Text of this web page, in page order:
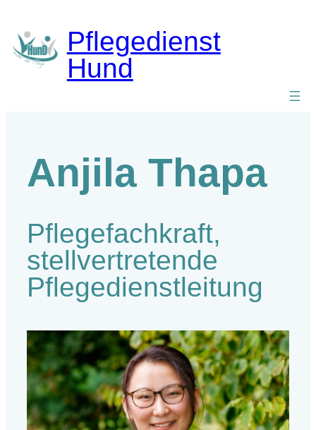
springen
Pflegedienst
Hund
Anjila Thapa
Pflegefachkraft,
stellvertretende
Pflegedienstleitung